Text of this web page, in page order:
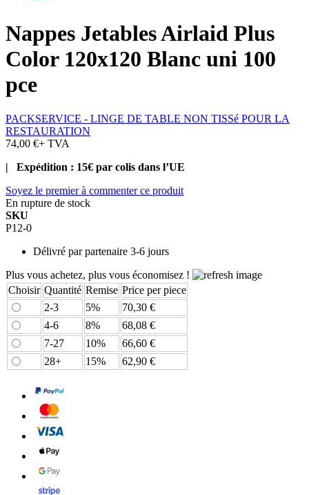
Nappes Jetables Airlaid Plus
Color 120x120 Blanc uni 100
pce
PACKSERVICE - LINGE DE TABLE NON TISSé POUR LA
RESTAURATION
74,00 €+ TVA
| Expédition : 15€ par colis dans l’UE
Soyez le premier à commenter ce produit
En rupture de stock
SKU
P12-0
Délivré par partenaire 3-6 jours
Plus vous achetez, plus vous économisez !
Choisir Quantité Remise Price per piece
2-3
5%
70,30 €
4-6
8%
68,08 €
7-27
10%
66,60 €
28+
15% 62,90 €